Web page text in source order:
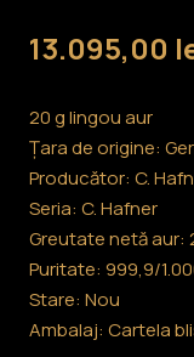
13.095,00
20 g lingou aur
Țara de origine:
Producător: C.
Seria: C. Hafner
Greutate netă aur:
Puritate: 999,9/
Stare: Nou
Ambalaj: Cartela